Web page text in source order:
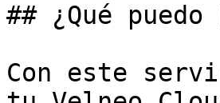
## ¿Qué
Con este